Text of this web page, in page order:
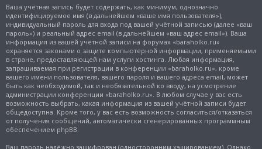
Ваша учётная запись будет содержать, как минимум, однозначно
идентифицируемое имя (в дальнейшем «ваше имя пользователя»),
индивидуальный пароль для входа под вашей учётной записью (далее «ваш
пароль») и реальный адрес email (в дальнейшем «ваш адрес email»). Ваша
информация из вашей учётной записи на форумах «baraholko.ru»
охраняется законами о защите компьютерной информации, применяемыми
в стране, предоставляющей нам услуги хостинга. Любая информация,
запрашиваемая при регистрации в конференции «baraholko.ru», кроме
вашего имени пользователя, вашего пароля и вашего адреса email, может
быть как необходимой, так и необязательной ко вводу, на усмотрение
администрации конференции «baraholko.ru». В любом случае у вас есть
возможность выбрать, какая информация из вашей учётной записи будет
общедоступна. Кроме того, у вас есть возможность согласиться/отказаться
от получения сообщений, автоматически сгенерированных программным
обеспечением phpBB.
Ваш пароль надёжно зашифрован (односторонним хэшированием). Однако